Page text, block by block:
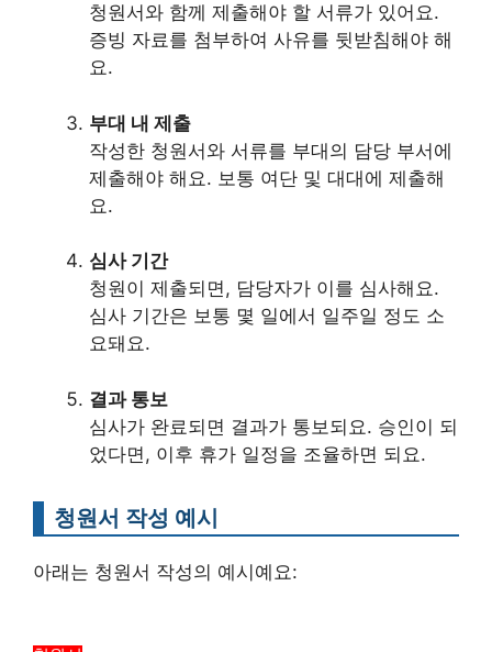
청원서와 함께 제출해야 할 서류가 있어요.
증빙 자료를 첨부하여 사유를 뒷받침해야 해
요.
부대 내 제출
작성한 청원서와 서류를 부대의 담당 부서에
제출해야 해요. 보통 여단 및 대대에 제출해
요.
심사 기간
청원이 제출되면, 담당자가 이를 심사해요.
심사 기간은 보통 몇 일에서 일주일 정도 소
요돼요.
결과 통보
심사가 완료되면 결과가 통보되요. 승인이 되
었다면, 이후 휴가 일정을 조율하면 되요.
청원서 작성 예시
아래는 청원서 작성의 예시예요: